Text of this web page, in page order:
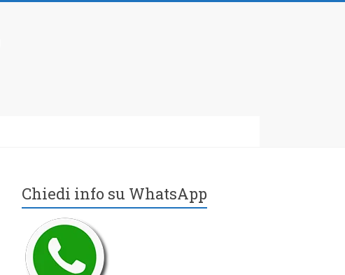
Chiedi info su WhatsApp